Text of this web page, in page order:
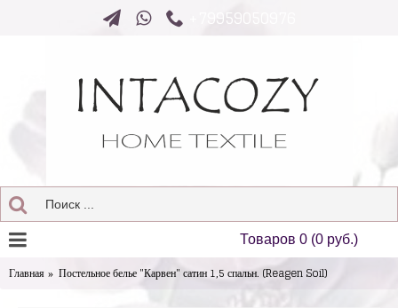
+79959050976
Товаров 0 (0 руб.)
Главная Постельное белье "Карвен" сатин 1,5 спальн. (Reagen Soil)